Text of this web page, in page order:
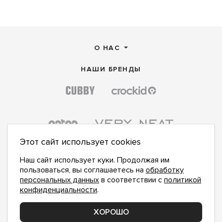
О НАС
НАШИ БРЕНДЫ
ПОДПИСАТЬСЯ НА НОВОСТИ:
Этот сайт использует cookies
Наш сайт использует куки. Продолжая им
пользоваться, вы соглашаетесь на обработку
персональных данных в соответствии с политикой
конфиденциальности.
ХОРОШО